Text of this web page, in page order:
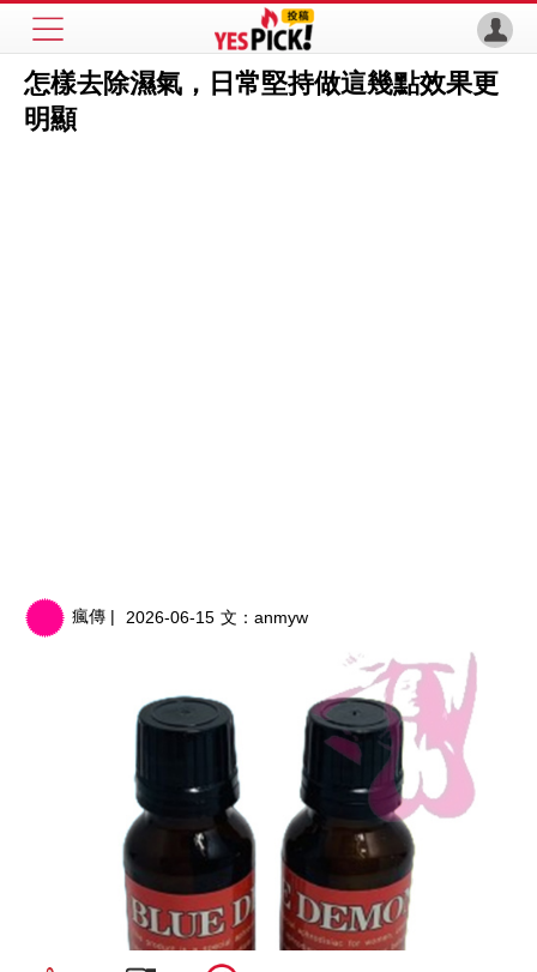
怎樣去除濕氣，日常堅持做這幾點效果更
明顯
瘋傳 | 2026-06-15 文： anmyw